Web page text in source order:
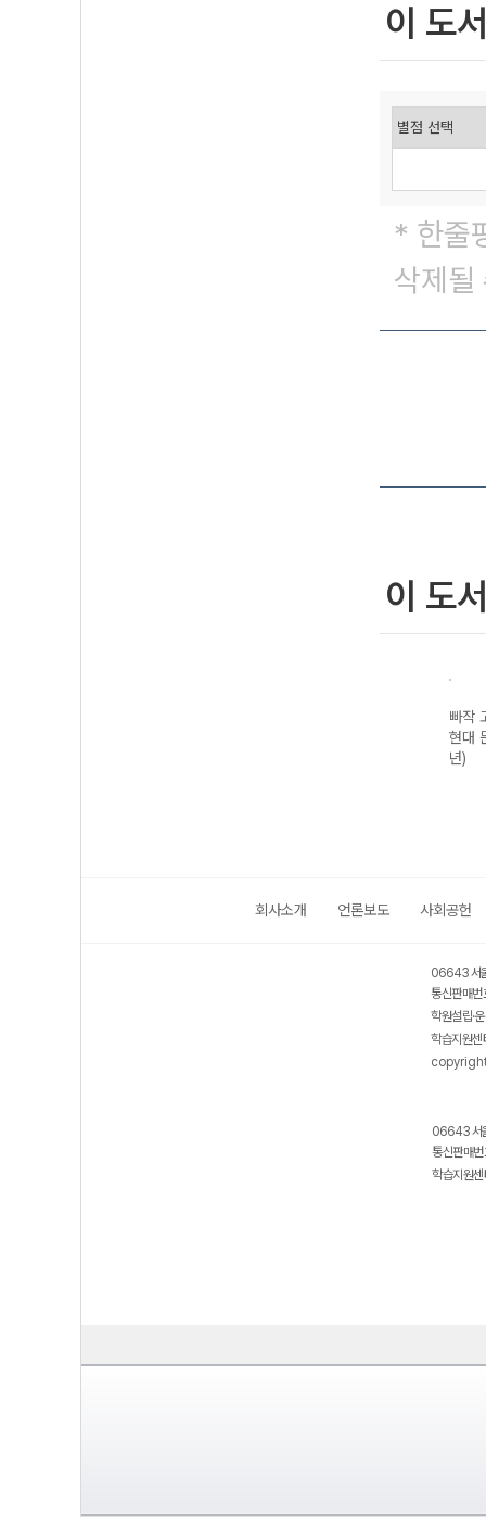
이 도
* 한줄
삭제될
이 도
빠작
현대
년)
회사소개 언론보도 사회공헌
06643 서
통신판매
학원설립·
학습지원
06643 서
통신판매
학습지원